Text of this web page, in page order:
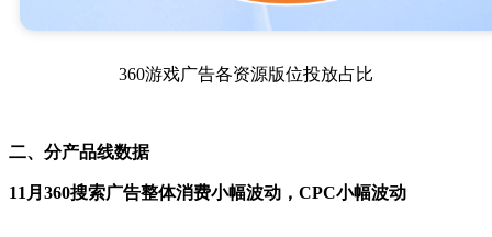
360游戏广告各资源版位投放占比
二、分产品线数据
11月360搜索广告整体消费小幅波动，CPC小幅波动